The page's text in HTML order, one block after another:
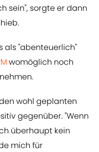
sein", sorgte er dann
als "abenteuerlich"
womöglich noch
wohl geplanten
gegenüber. "Wenn
überhaupt kein
mich für